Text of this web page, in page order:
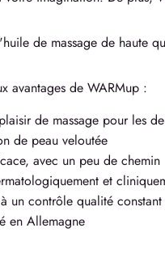
de massage de haute
avantages de WARMup :
de massage pour les
de peau veloutée
avec un peu de chemin
et
un contrôle qualité constant
en Allemagne